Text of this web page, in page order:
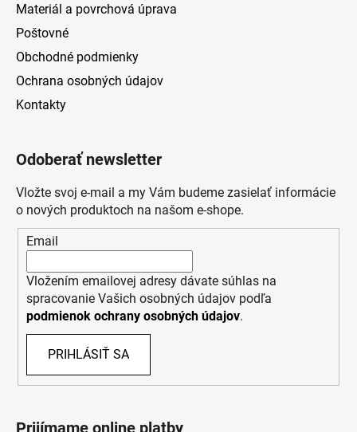
Materiál a povrchová úprava
Poštovné
Obchodné podmienky
Ochrana osobných údajov
Kontakty
Odoberať newsletter
Vložte svoj e-mail a my Vám budeme zasielať informácie
o nových produktoch na našom e-shope.
Email
Vložením emailovej adresy dávate súhlas na
spracovanie Vašich osobných údajov podľa
podmienok ochrany osobných údajov.
PRIHLÁSIŤ SA
Prijímame online platby